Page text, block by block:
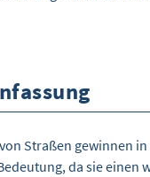
Straßen gewinnen
da sie einen